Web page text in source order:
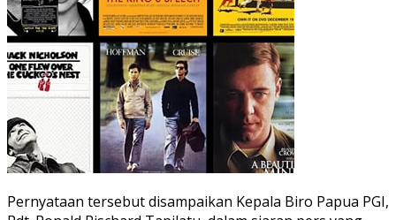
Pernyataan tersebut disampaikan Kepala Biro Papua PGI,